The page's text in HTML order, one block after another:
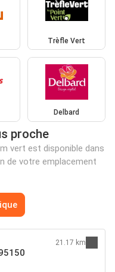
Trèfle Vert
Delbard
proche
vert est disponible dans
de votre emplacement
21.17 km